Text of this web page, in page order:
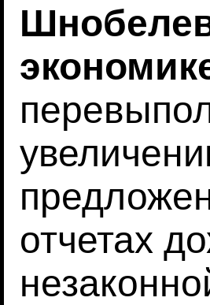
отчетах